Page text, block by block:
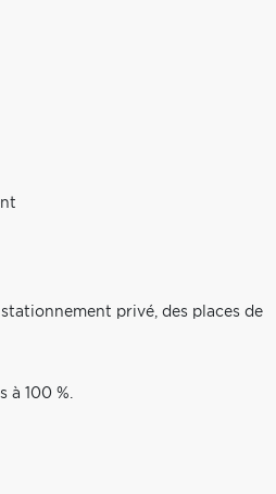
privé, des places de
à 100 %.